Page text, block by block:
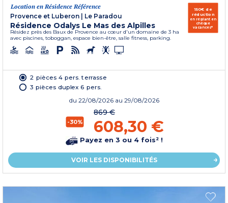
Location en Résidence Référence
Provence et Luberon
Le Paradou
Résidence Odalys Le Mas des Alpilles
Résidez près des Baux de Provence au cœur d'un domaine de 3 ha
avec piscines, toboggan, espace bien-être, salle fitness, parking.
150€ de
réduction
en réglant en
chèque
vacances*
2 pièces 4 pers. terrasse
3 pièces duplex 6 pers.
du 22/08/2026 au 29/08/2026
-30%
869 €
608,30 €
Payez en 3 ou 4 fois² !
VOIR LES DISPONIBILITÉS